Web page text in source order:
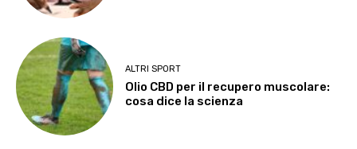
ALTRI SPORT
Olio CBD per il recupero muscolare:
cosa dice la scienza